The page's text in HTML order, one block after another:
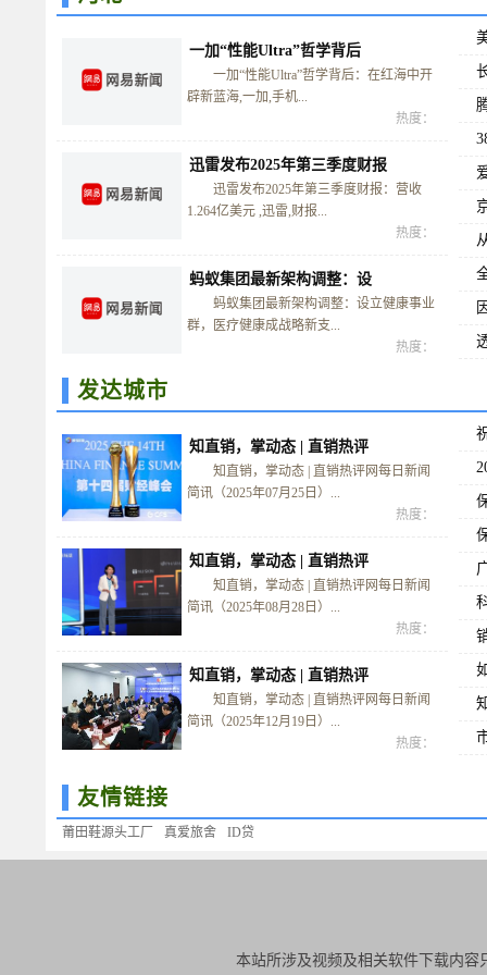
一加“性能Ultra”哲学背后
一加“性能Ultra”哲学背后：在红海中开
辟新蓝海,一加,手机...
热度：
迅雷发布2025年第三季度财报
迅雷发布2025年第三季度财报：营收
1.264亿美元 ,迅雷,财报...
热度：
蚂蚁集团最新架构调整：设
蚂蚁集团最新架构调整：设立健康事业
群，医疗健康成战略新支...
热度：
发达城市
知直销，掌动态 | 直销热评
知直销，掌动态 | 直销热评网每日新闻
简讯（2025年07月25日）...
热度：
知直销，掌动态 | 直销热评
知直销，掌动态 | 直销热评网每日新闻
简讯（2025年08月28日）...
热度：
知直销，掌动态 | 直销热评
知直销，掌动态 | 直销热评网每日新闻
简讯（2025年12月19日）...
热度：
友情链接
莆田鞋源头工厂 真爱旅舍 ID贷
本站所涉及视频及相关软件下载内容